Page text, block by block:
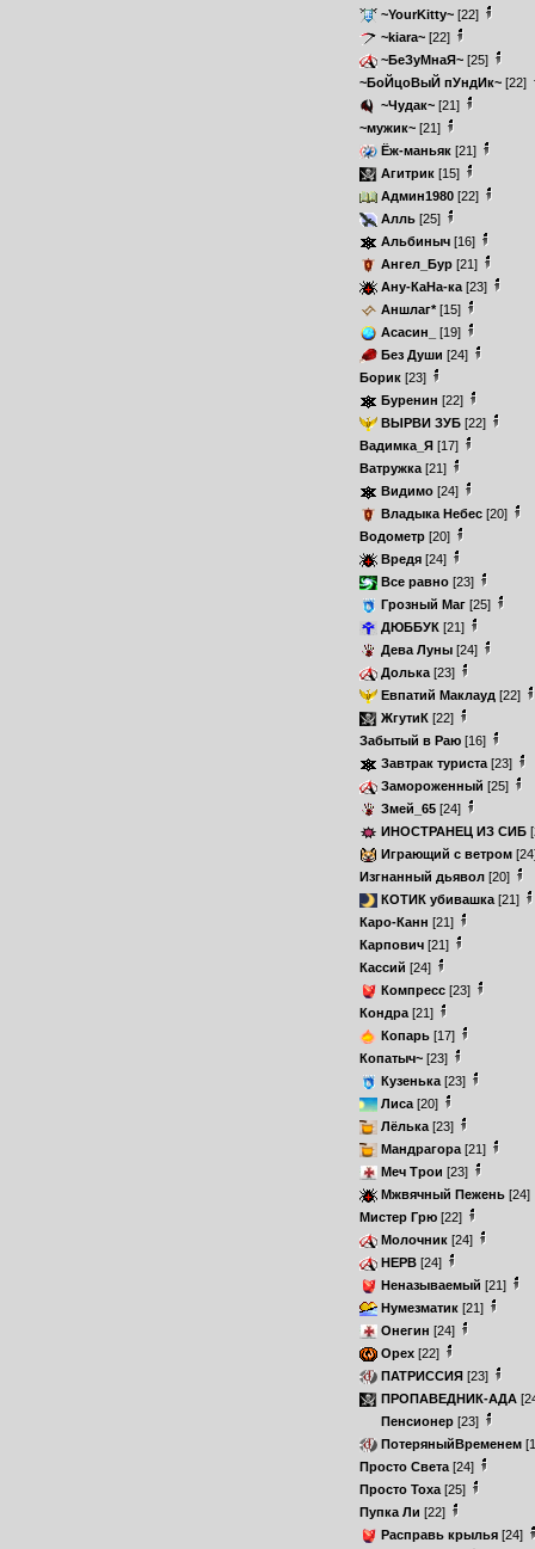
~YourKitty~ [22]
~kiara~ [22]
~БеЗуМнаЯ~ [25]
~БоЙцоВыЙ пУндИк~ [22]
~Чудак~ [21]
~мужик~ [21]
Ёж-маньяк [21]
Агитрик [15]
Админ1980 [22]
Алль [25]
Альбиныч [16]
Ангел_Бур [21]
Ану-КаНа-ка [23]
Аншлаг*[15]
Асасин_
[19]
Без Души [24]
Борик [23]
Буренин [22]
ВЫРВИ ЗУБ [22]
Вадимка_Я [17]
Ватружка [21]
Видимо [24]
Владыка Небес [20]
Водометр [20]
Вредя [24]
Все равно [23]
Грозный Маг [25]
ДЮББУК [21]
Дева Луны [24]
Долька [23]
Евпатий Маклауд [22]
ЖгутиК [22]
Забытый в Раю [16]
Завтрак туриста [23]
Замороженный [25]
Змей_65 [24]
ИНОСТРАНЕЦ ИЗ СИБ
Играющий с ветром
Изгнанный дьявол [20]
КОТИК убивашка [21]
Каро-Канн [21]
Карпович [21]
Кассий [24]
Компресс [23]
Кондра [21]
Копарь [17]
Копатыч~ [23]
Кузенька [23]
Лиса [20]
Лёлька [23]
Мандрагора [21]
Меч Трои [23]
Мжвячный Пежень [24]
Мистер Грю [22]
Молочник [24]
НЕРВ [24]
Неназываемый [21]
Нумезматик [21]
Онегин [24]
Орех [22]
ПАТРИССИЯ [23]
ПРОПАВЕДНИК-АДА
Пенсионер [23]
ПотеряныйВременем
Просто Света [24]
Просто Тоха [25]
Пупка Ли [22]
Расправь крылья [24]